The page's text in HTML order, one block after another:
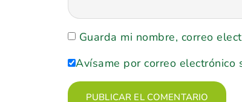
Guarda mi nombre, correo
Avísame por correo electrónico